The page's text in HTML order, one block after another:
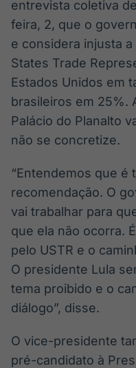
Soluções de Dados
e Conteúdos
entrevista coletiva
feira, 2, que o
e considera injusta
States Trade
Estados Unidos em
brasileiros em 25%.
Palácio do Planalto
não se concretize.
“Entendemos que é
recomendação. O
vai trabalhar para
que ela não ocorra.
pelo USTR e o
O presidente Lula
tema proibido e o
diálogo”, disse.
O vice-presidente
pré-candidato à